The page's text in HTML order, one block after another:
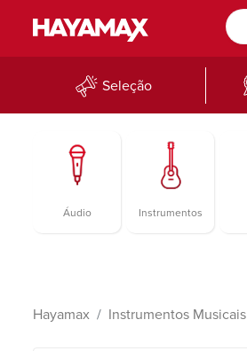
Seleção
Áudio Instrumentos
Hayamax Instrumentos Musicais